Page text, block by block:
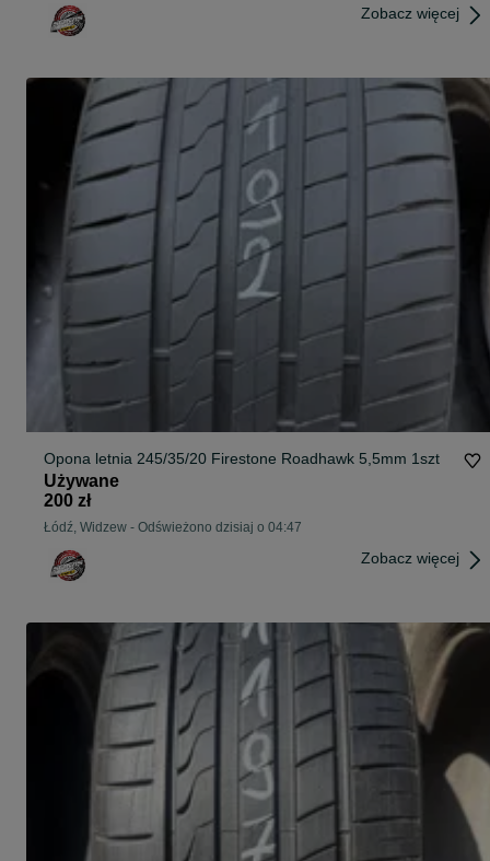
Zobacz więcej
Opona letnia 245/35/20 Firestone Roadhawk 5,5mm 1szt
Używane
200 zł
Łódź, Widzew - Odświeżono dzisiaj o 04:47
Zobacz więcej